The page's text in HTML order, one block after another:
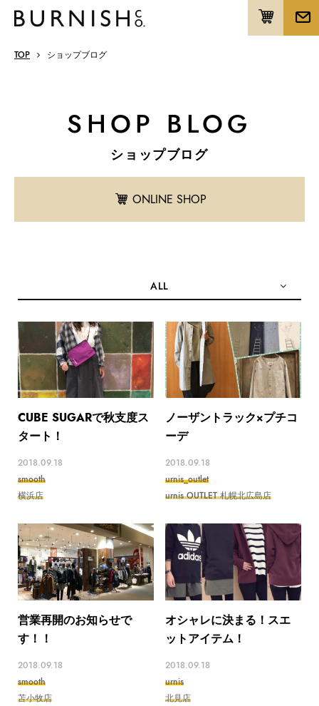
TOP ショップブログ
SHOP BLOG
ショップブログ
ONLINE SHOP
ALL
CUBE SUGARで秋支度ス
タート！
2018.09.18
smooth
横浜店
ノーザントラック×プチコ
ーデ
2018.09.18
urnis_outlet
urnis OUTLET 札幌北広島店
営業再開のお知らせで
す！！
2018.09.18
smooth
苫小牧店
オシャレに決まる！スエ
ットアイテム！
2018.09.18
urnis
北見店